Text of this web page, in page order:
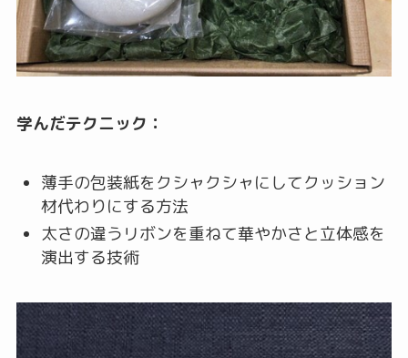
学んだテクニック：
薄手の包装紙をクシャクシャにしてクッション
材代わりにする方法
太さの違うリボンを重ねて華やかさと立体感を
演出する技術